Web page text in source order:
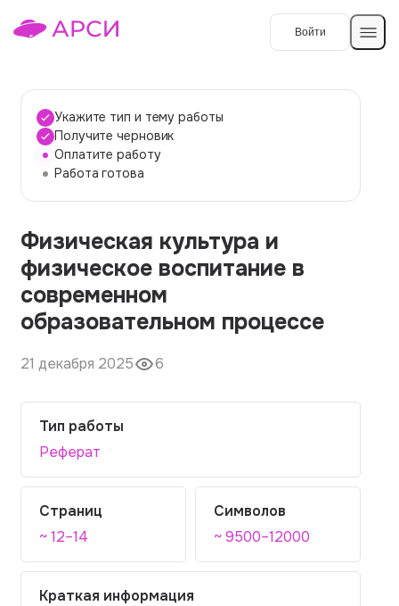
Войти
Темы работ
О сервисе
О компании
Наши гарантии
Порядок оплаты
Контакты
Укажите тип и тему работы
Получите черновик
Оплатите работу
Работа готова
Физическая культура и
физическое воспитание в
современном
образовательном процессе
21 декабря 2025 6
Тип работы
Реферат
Страниц
~ 12–14
Символов
~ 9500–12000
Краткая информация